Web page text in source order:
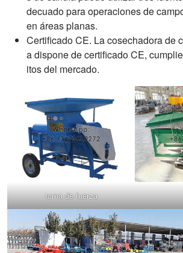
decuado para operaciones de
en áreas planas.
Certificado CE. La cosechadora de
a dispone de certificado CE,
itos del mercado.
toma de fuerza